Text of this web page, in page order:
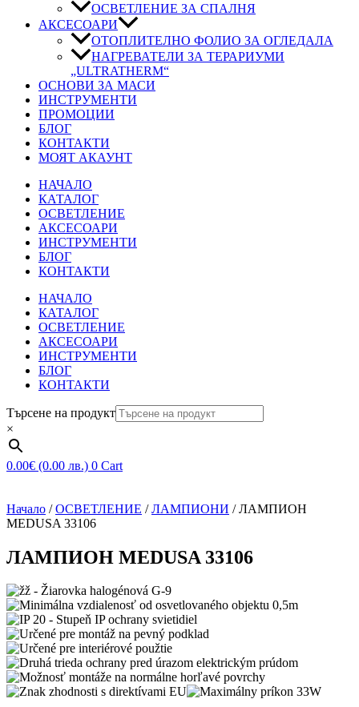
ОСВЕТЛЕНИЕ ЗА СПАЛНЯ
АКСЕСОАРИ
ОТОПЛИТЕЛНО ФОЛИО ЗА ОГЛЕДАЛА
НАГРЕВАТЕЛИ ЗА ТЕРАРИУМИ
„ULTRATHERM“
ОСНОВИ ЗА МАСИ
ИНСТРУМЕНТИ
ПРОМОЦИИ
БЛОГ
КОНТАКТИ
МОЯТ АКАУНТ
НАЧАЛО
КАТАЛОГ
ОСВЕТЛЕНИЕ
АКСЕСОАРИ
ИНСТРУМЕНТИ
БЛОГ
КОНТАКТИ
НАЧАЛО
КАТАЛОГ
ОСВЕТЛЕНИЕ
АКСЕСОАРИ
ИНСТРУМЕНТИ
БЛОГ
КОНТАКТИ
Търсене на продукт
×
0.00€ (0.00 лв.) 0 Cart
Начало /ОСВЕТЛЕНИЕ /ЛАМПИОНИ / ЛАМПИОН
MEDUSA 33106
ЛАМПИОН MEDUSA 33106